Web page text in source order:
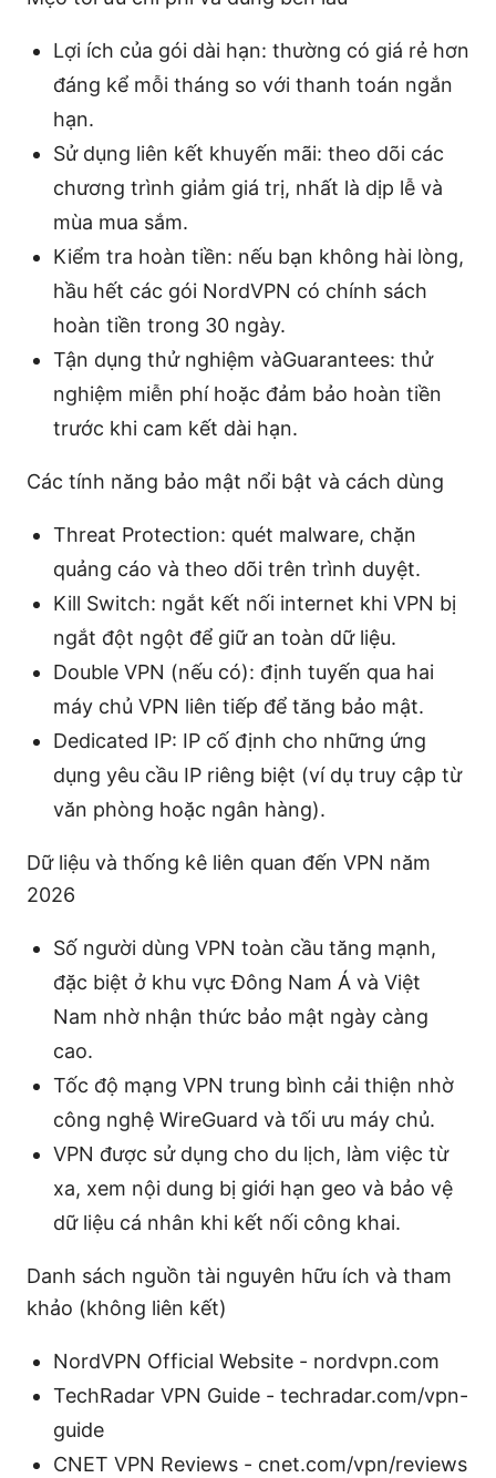
Lợi ích của gói dài hạn: thường có giá rẻ hơn
đáng kể mỗi tháng so với thanh toán ngắn
hạn.
Sử dụng liên kết khuyến mãi: theo dõi các
chương trình giảm giá trị, nhất là dịp lễ và
mùa mua sắm.
Kiểm tra hoàn tiền: nếu bạn không hài lòng,
hầu hết các gói NordVPN có chính sách
hoàn tiền trong 30 ngày.
Tận dụng thử nghiệm vàGuarantees: thử
nghiệm miễn phí hoặc đảm bảo hoàn tiền
trước khi cam kết dài hạn.
Các tính năng bảo mật nổi bật và cách dùng
Threat Protection: quét malware, chặn
quảng cáo và theo dõi trên trình duyệt.
Kill Switch: ngắt kết nối internet khi VPN bị
ngắt đột ngột để giữ an toàn dữ liệu.
Double VPN (nếu có): định tuyến qua hai
máy chủ VPN liên tiếp để tăng bảo mật.
Dedicated IP: IP cố định cho những ứng
dụng yêu cầu IP riêng biệt (ví dụ truy cập từ
văn phòng hoặc ngân hàng).
Dữ liệu và thống kê liên quan đến VPN năm
2026
Số người dùng VPN toàn cầu tăng mạnh,
đặc biệt ở khu vực Đông Nam Á và Việt
Nam nhờ nhận thức bảo mật ngày càng
cao.
Tốc độ mạng VPN trung bình cải thiện nhờ
công nghệ WireGuard và tối ưu máy chủ.
VPN được sử dụng cho du lịch, làm việc từ
xa, xem nội dung bị giới hạn geo và bảo vệ
dữ liệu cá nhân khi kết nối công khai.
Danh sách nguồn tài nguyên hữu ích và tham
khảo (không liên kết)
NordVPN Official Website - nordvpn.com
TechRadar VPN Guide - techradar.com/vpn-
guide
CNET VPN Reviews - cnet.com/vpn/reviews